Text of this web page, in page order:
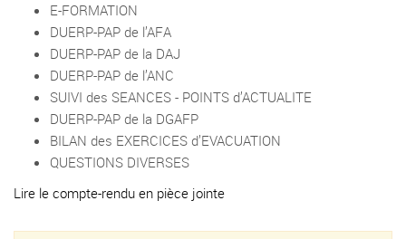
E-FORMATION
DUERP-PAP de l’AFA
DUERP-PAP de la DAJ
DUERP-PAP de l’ANC
SUIVI des SEANCES - POINTS d’ACTUALITE
DUERP-PAP de la DGAFP
BILAN des EXERCICES d’EVACUATION
QUESTIONS DIVERSES
Lire le compte-rendu en pièce jointe